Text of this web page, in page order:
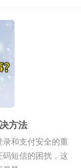
方法
和支付安全的重
短信的困扰，这